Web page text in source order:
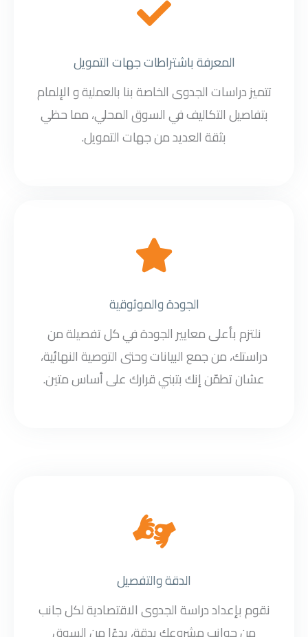
المعرفة باشتراطات جهات التمويل
تتميز دراسات الجدوى الخاصة بنا بالعملية و الإلمام
بتفاصيل التكاليف في السوق المحلي، مما حظي
بثقة العديد من جهات التمويل.
الجودة والموثوقية
نلتزم بأعلى معايير الجودة في كل تفصيلة من
دراستك، من جمع البيانات وحتى التوصية النهائية،
عشان تطمّن إنك بتبني قرارك على أساس متين.
الدقة والتفصيل
نقوم بإعداد دراسة الجدوى الاقتصادية لكل جانب
من جوانب مشروعك بدقة، بدءًا من السوق